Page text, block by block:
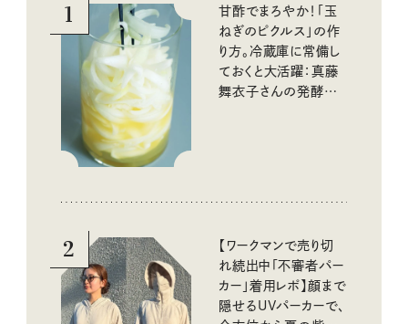
1
甘酢でまろやか！「玉
ねぎのピクルス」の作
り方。冷蔵庫に常備し
ておくと大活躍：真藤
舞衣子さんの発酵と
2
【ワークマンで売り切
れ続出中「不審者パー
カー」着用レポ】顔まで
隠せるUVパーカーで、